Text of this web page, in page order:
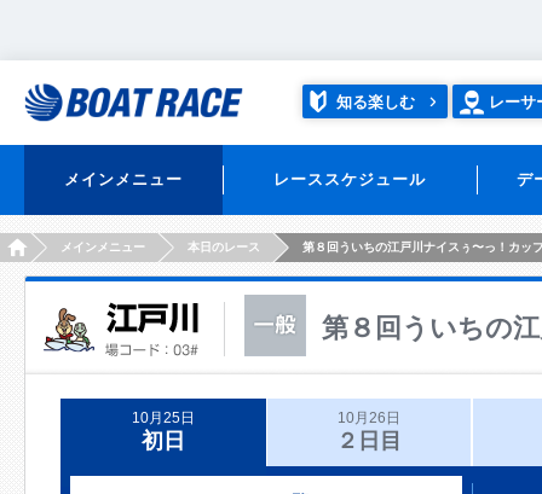
知る楽しむ レーサ
メインメニュー レーススケジュール デ
HOMEメインメニュー 本日のレース 第８回ういちの江戸川ナイスぅ〜っ！カッ
第８回ういちの
10月25日
初日
10月26日
２日目